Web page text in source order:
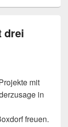
drei
mit
in
freuen.